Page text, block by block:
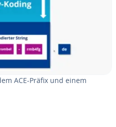
ACE-Präfix und einem